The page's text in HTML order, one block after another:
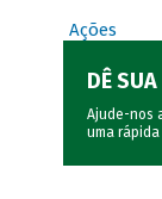
Ações
DÊ
Ajude-nos
uma rápida